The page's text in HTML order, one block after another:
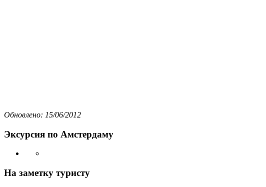
Обновлено: 15/06/2012
Эксурсия по Амстердаму
На заметку туристу